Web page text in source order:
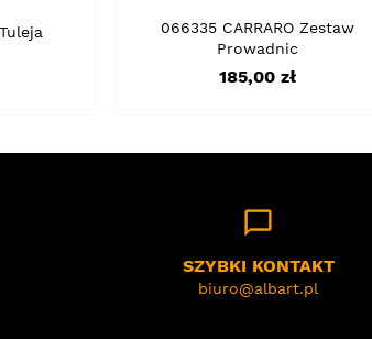
066335 CARRARO Zestaw
Prowadnic
Cena
185,00 zł
chat_bubble_outline
SZYBKI KONTAKT
biuro@albart.pl